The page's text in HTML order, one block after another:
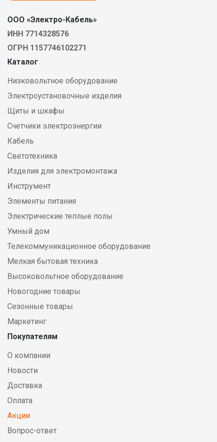
ООО «Электро-Кабель»
ИНН 7714328576
ОГРН 1157746102271
Каталог
Низковольтное оборудование
Электроустановочные изделия
Щиты и шкафы
Счетчики электроэнергии
Кабель
Светотехника
Изделия для электромонтажа
Инструмент
Элементы питания
Электрические теплые полы
Умный дом
Телекоммуникационное оборудование
Мелкая бытовая техника
Высоковольтное оборудование
Новогодние товары
Сезонные товары
Маркетинг
Покупателям
О компании
Новости
Доставка
Оплата
Акции
Вопрос-ответ